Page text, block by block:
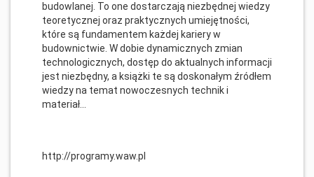
budowlanej. To one dostarczają niezbędnej wiedzy
teoretycznej oraz praktycznych umiejętności,
które są fundamentem każdej kariery w
budownictwie. W dobie dynamicznych zmian
technologicznych, dostęp do aktualnych informacji
jest niezbędny, a książki te są doskonałym źródłem
wiedzy na temat nowoczesnych technik i
materiał...
http://programy.waw.pl